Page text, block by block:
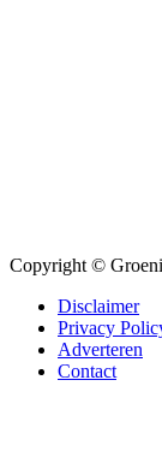
Copyright ©
Disclaimer
Privacy
Adverteren
Contact